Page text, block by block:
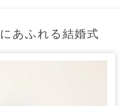
あふれる結婚式